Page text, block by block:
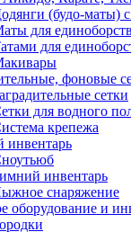
(будо-маты)
для единоборств
для
фоновые
сетки
для водного
крепежа
инвентарь
инвентарь
снаряжение
оборудование и